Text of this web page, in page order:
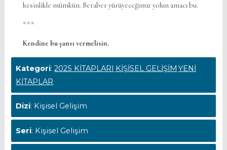
kesinlikle mümkün. Beraber yürüyeceğimiz yolun amacı bu.
***
Kendine bu şansı vermelisin.
Kategori:2025 KİTAPLARI KİŞİSEL GELİŞİM YENİ
KİTAPLAR
Dizi: Kişisel Gelişim
Seri: Kişisel Gelişim